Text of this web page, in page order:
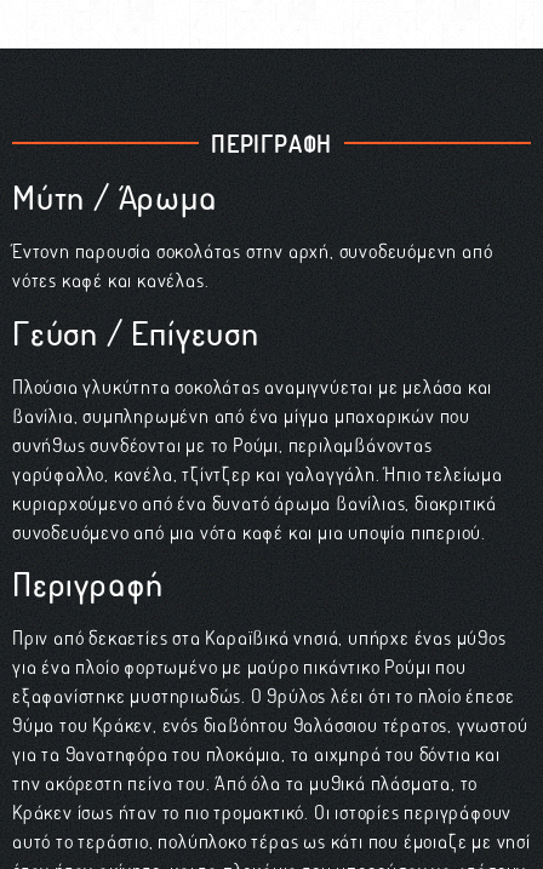
ΠΕΡΙΓΡΑΦΗ
Μύτη / Άρωμα
Έντονη παρουσία σοκολάτας στην αρχή, συνοδευόμενη από
νότες καφέ και κανέλας.
Γεύση / Επίγευση
Πλούσια γλυκύτητα σοκολάτας αναμιγνύεται με μελάσα και
βανίλια, συμπληρωμένη από ένα μίγμα μπαχαρικών που
συνήθως συνδέονται με το Ρούμι, περιλαμβάνοντας
γαρύφαλλο, κανέλα, τζίντζερ και γαλαγγάλη. Ήπιο τελείωμα
κυριαρχούμενο από ένα δυνατό άρωμα βανίλιας, διακριτικά
συνοδευόμενο από μια νότα καφέ και μια υποψία πιπεριού.
Περιγραφή
Πριν από δεκαετίες στα Καραϊβικά νησιά, υπήρχε ένας μύθος
για ένα πλοίο φορτωμένο με μαύρο πικάντικο Ρούμι που
εξαφανίστηκε μυστηριωδώς. Ο θρύλος λέει ότι το πλοίο έπεσε
θύμα του Κράκεν, ενός διαβόητου θαλάσσιου τέρατος, γνωστού
για τα θανατηφόρα του πλοκάμια, τα αιχμηρά του δόντια και
την ακόρεστη πείνα του. Από όλα τα μυθικά πλάσματα, το
Κράκεν ίσως ήταν το πιο τρομακτικό. Οι ιστορίες περιγράφουν
αυτό το τεράστιο, πολύπλοκο τέρας ως κάτι που έμοιαζε με νησί